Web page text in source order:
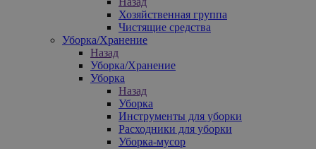
Хозяйственная группа
Чистящие средства
Уборка/Хранение
Назад
Уборка/Хранение
Уборка
Назад
Уборка
Инструменты для уборки
Расходники для уборки
Уборка-мусор